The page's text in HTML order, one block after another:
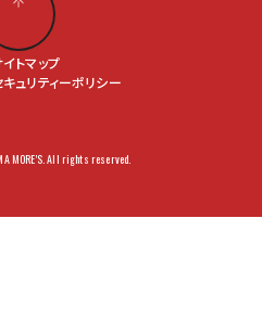
トマップ
キュリティーポリシー
MORE'S. All rights reserved.